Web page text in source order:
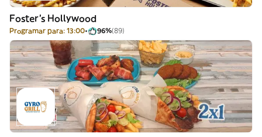
Foster's Hollywood
Programar para: 13:00 96%(89)